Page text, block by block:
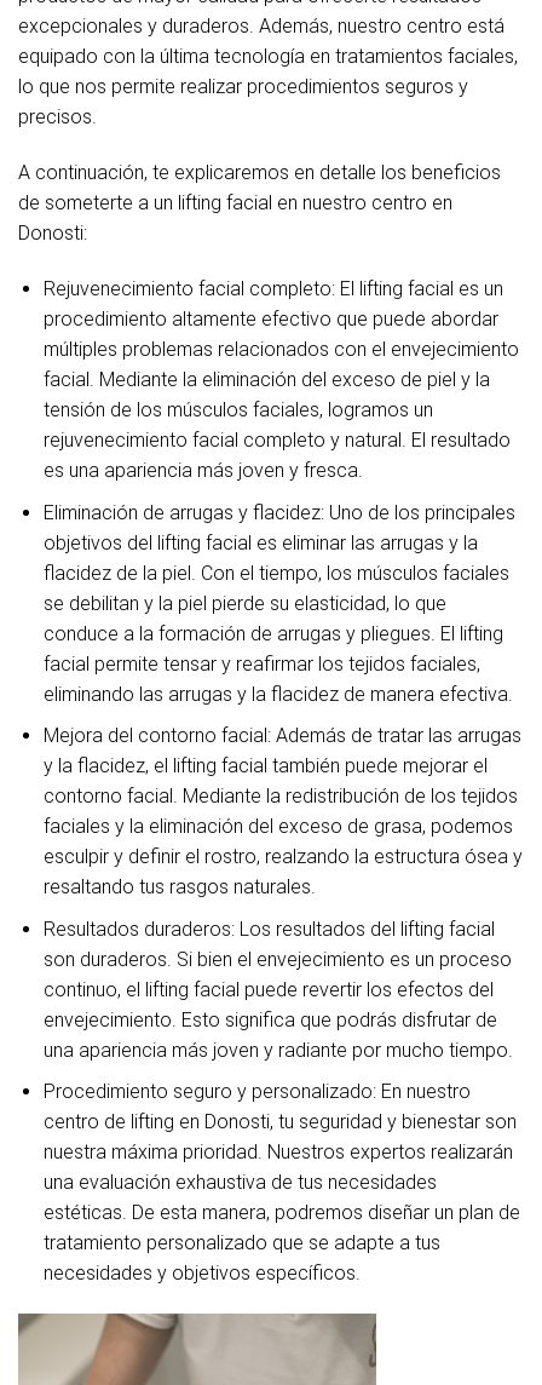
excepcionales y duraderos. Además, nuestro centro está
equipado con la última tecnología en tratamientos faciales,
lo que nos permite realizar procedimientos seguros y
precisos.
A continuación, te explicaremos en detalle los beneficios
de someterte a un lifting facial en nuestro centro en
Donosti:
Rejuvenecimiento facial completo:El lifting facial es un
procedimiento altamente efectivo que puede abordar
múltiples problemas relacionados con el envejecimiento
facial. Mediante la eliminación del exceso de piel y la
tensión de los músculos faciales, logramos un
rejuvenecimiento facial completo y natural. El resultado
es una apariencia más joven y fresca.
Eliminación de arrugas y flacidez:Uno de los principales
objetivos del lifting facial es eliminar las arrugas y la
flacidez de la piel. Con el tiempo, los músculos faciales
se debilitan y la piel pierde su elasticidad, lo que
conduce a la formación de arrugas y pliegues. El lifting
facial permite tensar y reafirmar los tejidos faciales,
eliminando las arrugas y la flacidez de manera efectiva.
Mejora del contorno facial:Además de tratar las arrugas
y la flacidez, el lifting facial también puede mejorar el
contorno facial. Mediante la redistribución de los tejidos
faciales y la eliminación del exceso de grasa, podemos
esculpir y definir el rostro, realzando la estructura ósea y
resaltando tus rasgos naturales.
Resultados duraderos:Los resultados del lifting facial
son duraderos. Si bien el envejecimiento es un proceso
continuo, el lifting facial puede revertir los efectos del
envejecimiento. Esto significa que podrás disfrutar de
una apariencia más joven y radiante por mucho tiempo.
Procedimiento seguro y personalizado:En nuestro
centro de lifting en Donosti, tu seguridad y bienestar son
nuestra máxima prioridad. Nuestros expertos realizarán
una evaluación exhaustiva de tus necesidades
estéticas. De esta manera, podremos diseñar un plan de
tratamiento personalizado que se adapte a tus
necesidades y objetivos específicos.